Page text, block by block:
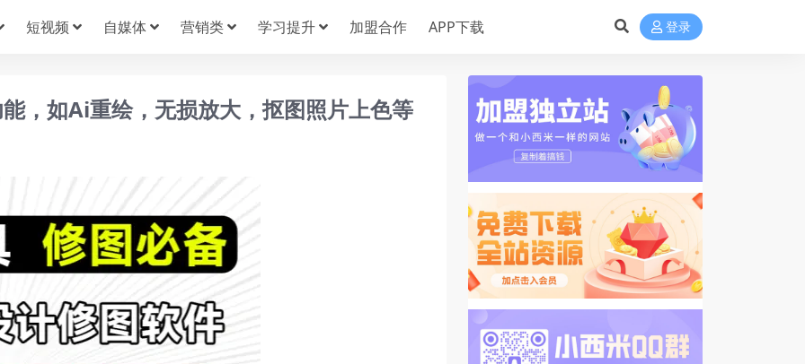
短视频 自媒体 营销类 学习提升 加盟合作 APP下载 登录
，如Ai重绘，无损放大，抠图照片上色等